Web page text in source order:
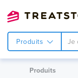
Produits
Produits